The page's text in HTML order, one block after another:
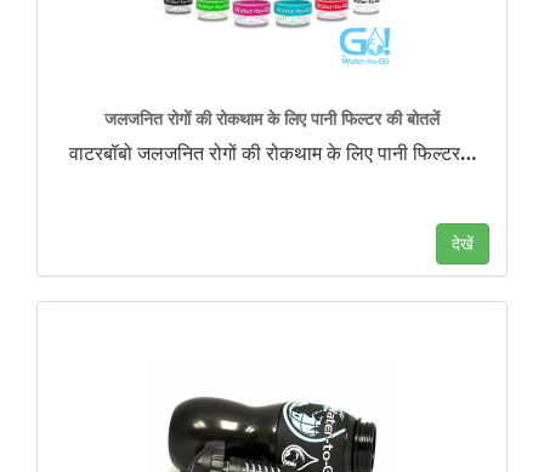
जलजनित रोगों की रोकथाम के लिए पानी फिल्टर की बोतलें
वाटरबॉबो जलजनित रोगों की रोकथाम के लिए पानी फिल्टर…
देखें